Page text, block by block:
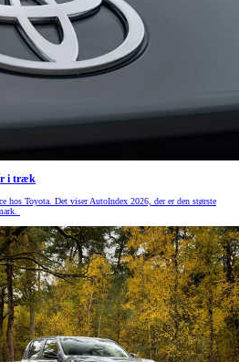
i træk
hos Toyota. Det viser AutoIndex 2026, der er den største